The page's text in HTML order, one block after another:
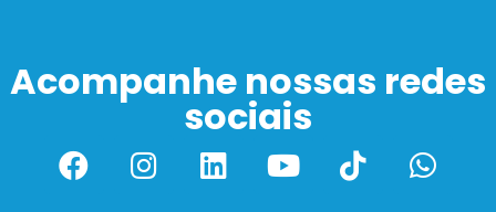
Acompanhe nossas redes
sociais